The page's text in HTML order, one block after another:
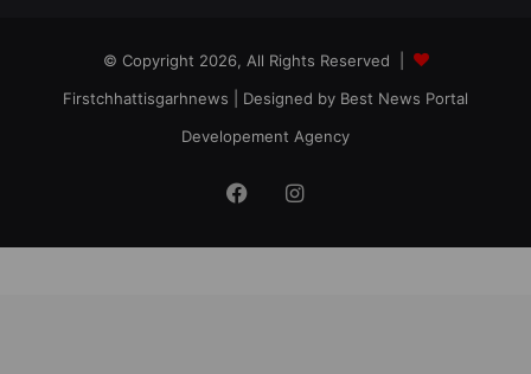
© Copyright 2026, All Rights Reserved |
Firstchhattisgarhnews | Designed by Best News Portal
Developement Agency
FacebookInstagram